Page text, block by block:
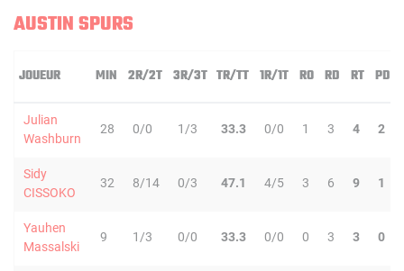
AUSTIN SPURS
JOUEUR MIN 2R/2T 3R/3T TR/TT 1R/1T RO RD RT PD
Julian
Washburn
28 0/0 1/3 33.3 0/0 1 3 4 2
Sidy
CISSOKO
32 8/14 0/3 47.1 4/5 3 6 9 1
Yauhen
Massalski
9 1/3 0/0 33.3 0/0 0 3 3 0